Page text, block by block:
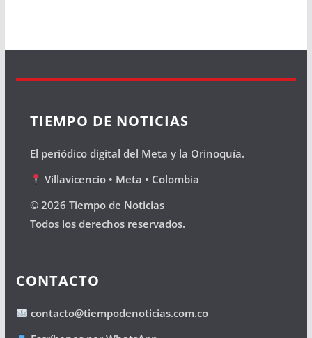
TIEMPO DE NOTICIAS
El periódico digital del Meta y la Orinoquía.
Villavicencio • Meta • Colombia
© 2026 Tiempo de Noticias
Todos los derechos reservados.
CONTACTO
contacto@tiempodenoticias.com.co